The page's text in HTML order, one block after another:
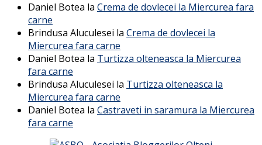
Daniel Botea la Crema de dovlecei la Miercurea fara
carne
Brindusa Aluculesei la Crema de dovlecei la
Miercurea fara carne
Daniel Botea la Turtizza olteneasca la Miercurea
fara carne
Brindusa Aluculesei la Turtizza olteneasca la
Miercurea fara carne
Daniel Botea la Castraveti in saramura la Miercurea
fara carne